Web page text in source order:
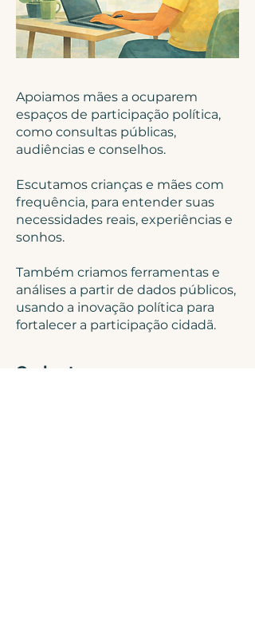
Apoiamos mães a ocuparem
espaços de participação política,
como consultas públicas,
audiências e conselhos.
Escutamos crianças e mães com
frequência, para entender suas
necessidades reais, experiências e
sonhos.
Também criamos ferramentas e
análises a partir de dados públicos,
usando a inovação política para
fortalecer a participação cidadã.
Onde atuamos